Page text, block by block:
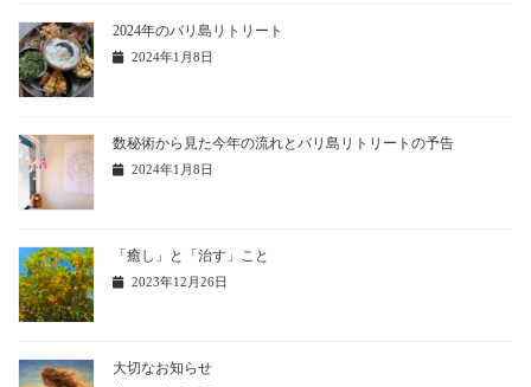
2024年のバリ島リトリート
2024年1月8日
数秘術から見た今年の流れとバリ島リトリートの予告
2024年1月8日
「癒し」と「治す」こと
2023年12月26日
大切なお知らせ